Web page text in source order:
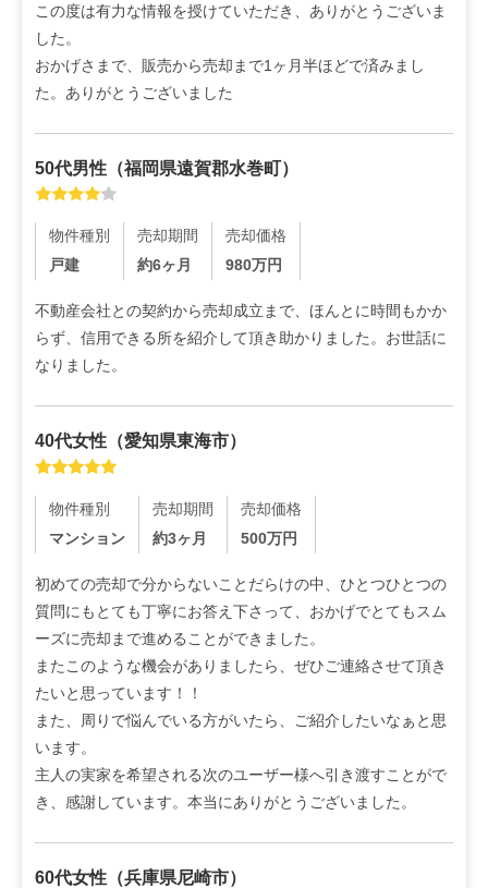
この度は有力な情報を授けていただき、ありがとうございま
した。
おかげさまで、販売から売却まで1ヶ月半ほどで済みまし
た。ありがとうございました
50代男性 （福岡県遠賀郡水巻町）
物件種別
戸建
売却期間
約6ヶ月
売却価格
980万円
不動産会社との契約から売却成立まで、ほんとに時間もかか
らず、信用できる所を紹介して頂き助かりました。お世話に
なりました。
40代女性 （愛知県東海市）
物件種別
マンション
売却期間
約3ヶ月
売却価格
500万円
初めての売却で分からないことだらけの中、ひとつひとつの
質問にもとても丁寧にお答え下さって、おかげでとてもスム
ーズに売却まで進めることができました。
またこのような機会がありましたら、ぜひご連絡させて頂き
たいと思っています！！
また、周りで悩んでいる方がいたら、ご紹介したいなぁと思
います。
主人の実家を希望される次のユーザー様へ引き渡すことがで
き、感謝しています。本当にありがとうございました。
60代女性 （兵庫県尼崎市）